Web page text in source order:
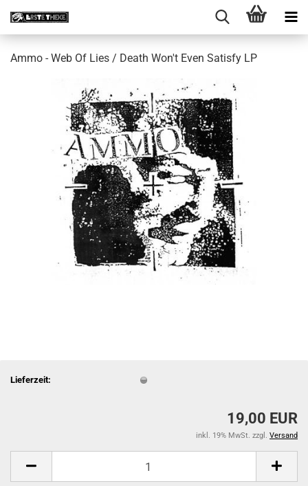
Ammo - Web Of Lies / Death Won't Even Satisfy LP
Lieferzeit:
19,00 EUR
inkl. 19% MwSt. zzgl. Versand